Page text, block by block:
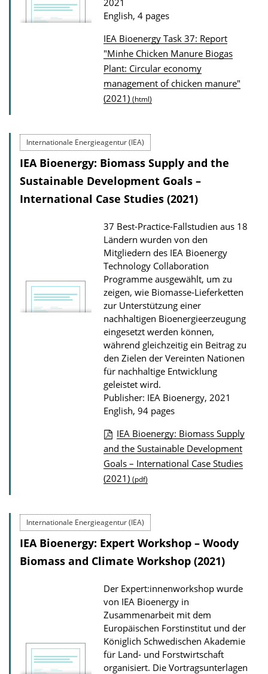
n
o
a
d
s
2021
English, 4 pages
P
u
b
l
c
a
t
i
o
n
D
o
w
n
l
o
a
d
s
IEA Bioenergy Task 37: Report
"Minhe Chicken Manure Biogas
Plant: Circular economy
management of chicken manure"
(2021) (html)
Internationale Energieagentur (IEA)
IEA Bioenergy: Biomass Supply and the
Sustainable Development Goals –
International Case Studies (2021)
37 Best-Practice-Fallstudien aus 18
Ländern wurden von den
Mitgliedern des IEA Bioenergy
Technology Collaboration
Programme ausgewählt, um zu
zeigen, wie Biomasse-Lieferketten
zur Unterstützung einer
nachhaltigen Bioenergieerzeugung
eingesetzt werden können,
während gleichzeitig ein Beitrag zu
den Zielen der Vereinten Nationen
für nachhaltige Entwicklung
geleistet wird.
Publisher: IEA Bioenergy, 2021
English, 94 pages
P
u
b
i
c
a
t
i
o
n
D
o
w
IEA Bioenergy: Biomass Supply
and the Sustainable Development
Goals – International Case Studies
(2021) (pdf)
Internationale Energieagentur (IEA)
IEA Bioenergy: Expert Workshop – Woody
Biomass and Climate Workshop (2021)
Der Expert:innenworkshop wurde
von IEA Bioenergy in
Zusammenarbeit mit dem
Europäischen Forstinstitut und der
Königlich Schwedischen Akademie
für Land- und Forstwirtschaft
organisiert. Die Vortragsunterlagen